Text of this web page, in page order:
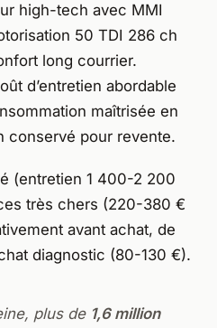
high-tech avec MMI
50 TDI 286 ch
long courrier.
d’entretien abordable
maîtrisée en
conservé pour revente.
(entretien 1 400-2 200
très chers (220-380 €
avant achat, de
diagnostic (80-130 €).
plus de 1,6 million